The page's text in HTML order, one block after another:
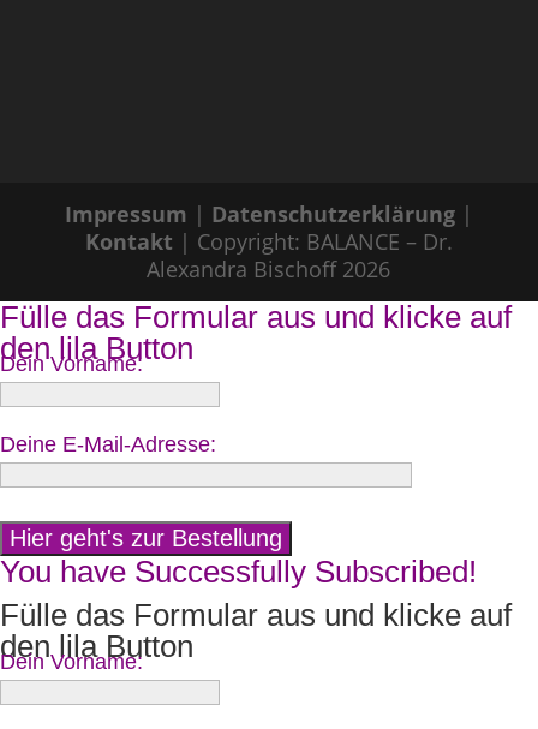
Impressum | Datenschutzerklärung|
Kontakt | Copyright: BALANCE – Dr.
Alexandra Bischoff 2026
Fülle das Formular aus und klicke auf
den lila Button
Dein Vorname:
Deine E-Mail-Adresse:
You have Successfully Subscribed!
Fülle das Formular aus und klicke auf
den lila Button
Dein Vorname: